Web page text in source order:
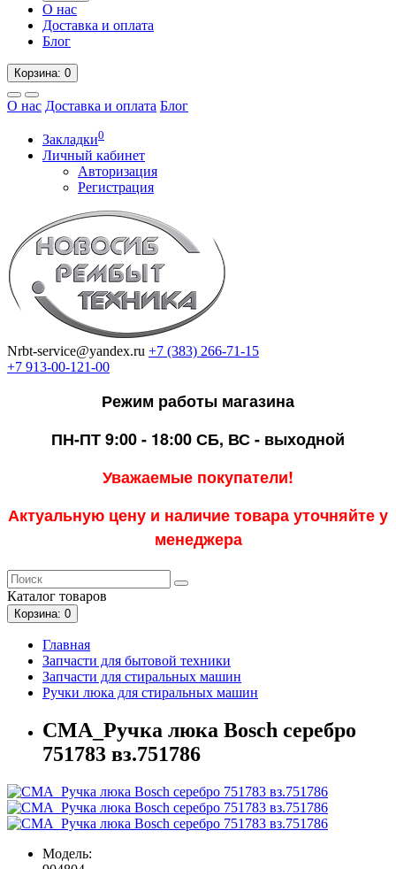
О нас
Доставка и оплата
Блог
Корзина: 0
О нас Доставка и оплата Блог
Закладки0
Личный кабинет
Авторизация
Регистрация
Nrbt-service@yandex.ru +7 (383) 266-71-15
+7 913-00-121-00
Режим работы магазина
ПН-ПТ 9:00 - 18:00СБ, ВС - выходной
Уважаемые покупатели!
Актуальную цену и наличие товара уточняйте у
менеджера
Каталог товаров
Корзина: 0
Главная
Запчасти для бытовой техники
Запчасти для стиральных машин
Ручки люка для стиральных машин
СМА_Ручка люка Bosch серебро
751783 вз.751786
Модель: